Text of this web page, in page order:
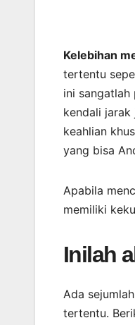
Kelebihan
tertentu
ini
kendali
keahlian
yang bisa
Apabila
memiliki
Inilah
Ada
tertentu.